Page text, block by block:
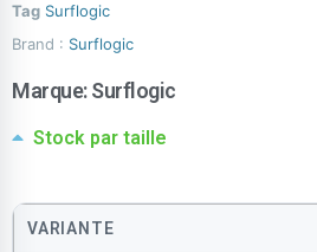
Tag Surflogic
Brand : Surflogic
Marque:Surflogic
Stock par taille
VARIANTE